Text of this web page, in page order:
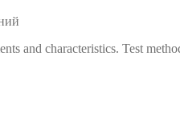
and characteristics. Test